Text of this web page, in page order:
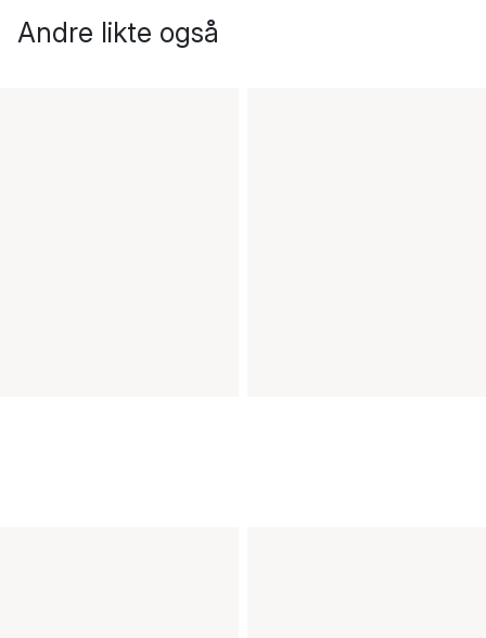
Andre likte også